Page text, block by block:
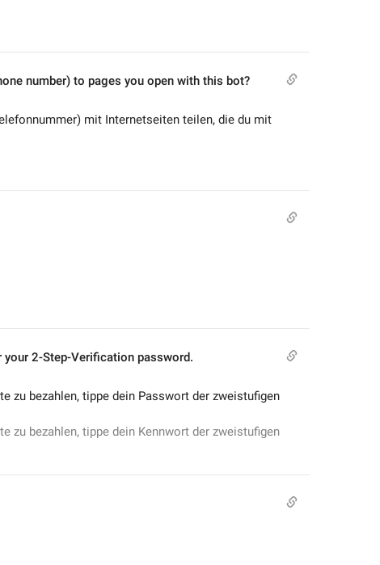
number) to pages you open with this bot?
mit Internetseiten teilen, die du mit
2-Step-Verification password.
zu bezahlen, tippe dein Passwort der zweistufigen
zu bezahlen, tippe dein Kennwort der zweistufigen